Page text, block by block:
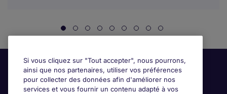
Si vous cliquez sur "Tout accepter", nous pourrons,
ainsi que nos partenaires, utiliser vos préférences
pour collecter des données afin d'améliorer nos
services et vous fournir un contenu adapté à vos